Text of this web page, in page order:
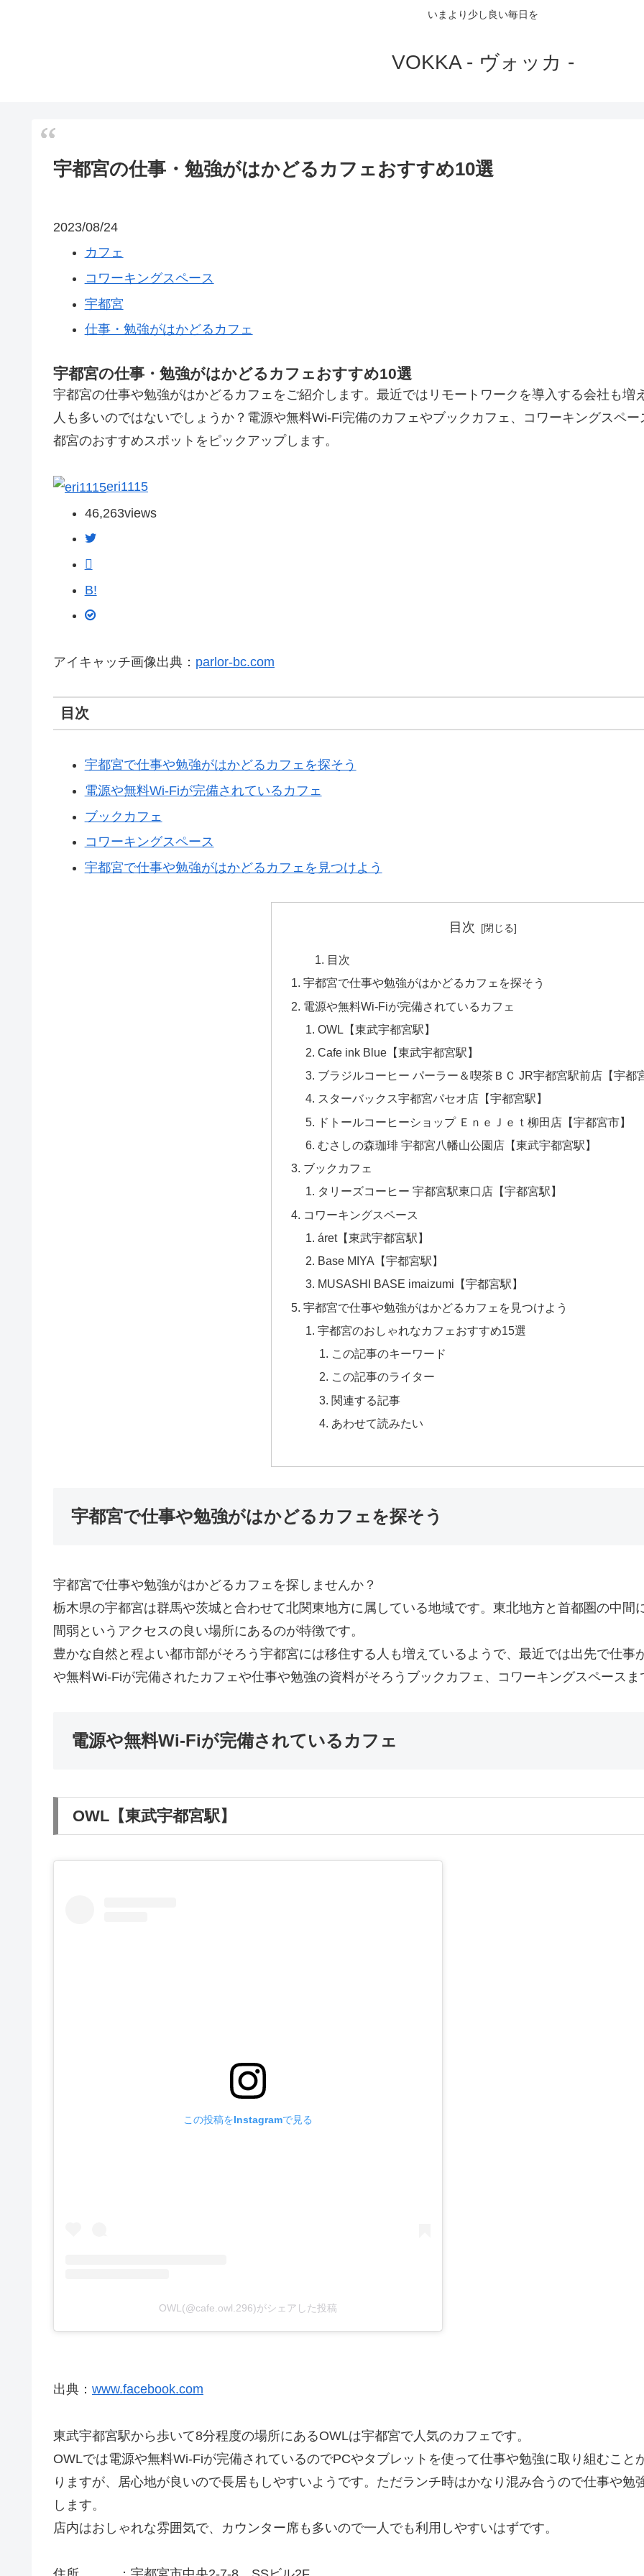
いまより少し良い毎日を
VOKKA - ヴォッカ -
宇都宮の仕事・勉強がはかどるカフェおすすめ10選
2023/08/24
カフェ
コワーキングスペース
宇都宮
仕事・勉強がはかどるカフェ
宇都宮の仕事・勉強がはかどるカフェおすすめ10選
宇都宮の仕事や勉強がはかどるカフェをご紹介します。最近ではリモートワークを導入する会社も
人も多いのではないでしょうか？電源や無料Wi-Fi完備のカフェやブックカフェ、コワーキングスペ
都宮のおすすめスポットをピックアップします。
eri1115
46,263views
B!
アイキャッチ画像出典： parlor-bc.com
目次
宇都宮で仕事や勉強がはかどるカフェを探そう
電源や無料Wi-Fiが完備されているカフェ
ブックカフェ
コワーキングスペース
宇都宮で仕事や勉強がはかどるカフェを見つけよう
目次
目次
宇都宮で仕事や勉強がはかどるカフェを探そう
電源や無料Wi-Fiが完備されているカフェ
OWL【東武宇都宮駅】
Cafe ink Blue【東武宇都宮駅】
ブラジルコーヒー パーラー＆喫茶ＢＣ JR宇都宮駅前店【宇都
スターバックス宇都宮パセオ店【宇都宮駅】
ドトールコーヒーショップ ＥｎｅＪｅｔ柳田店【宇都宮市】
むさしの森珈琲 宇都宮八幡山公園店【東武宇都宮駅】
ブックカフェ
タリーズコーヒー 宇都宮駅東口店【宇都宮駅】
コワーキングスペース
áret【東武宇都宮駅】
Base MIYA【宇都宮駅】
MUSASHI BASE imaizumi【宇都宮駅】
宇都宮で仕事や勉強がはかどるカフェを見つけよう
宇都宮のおしゃれなカフェおすすめ15選
この記事のキーワード
この記事のライター
関連する記事
あわせて読みたい
宇都宮で仕事や勉強がはかどるカフェを探そう
宇都宮で仕事や勉強がはかどるカフェを探しませんか？
栃木県の宇都宮は群馬や茨城と合わせて北関東地方に属している地域です。東北地方と首都圏の中
間弱というアクセスの良い場所にあるのが特徴です。
豊かな自然と程よい都市部がそろう宇都宮には移住する人も増えているようで、最近では出先で仕
や無料Wi-Fiが完備されたカフェや仕事や勉強の資料がそろうブックカフェ、コワーキングスペース
電源や無料Wi-Fiが完備されているカフェ
OWL【東武宇都宮駅】
この投稿をInstagramで見る
OWL(@cafe.owl.296)がシェアした投稿
出典： www.facebook.com
東武宇都宮駅から歩いて8分程度の場所にあるOWLは宇都宮で人気のカフェです。
OWLでは電源や無料Wi-Fiが完備されているのでPCやタブレットを使って仕事や勉強に取り組むこ
りますが、居心地が良いので長居もしやすいようです。ただランチ時はかなり混み合うので仕事や
します。
店内はおしゃれな雰囲気で、カウンター席も多いので一人でも利用しやすいはずです。